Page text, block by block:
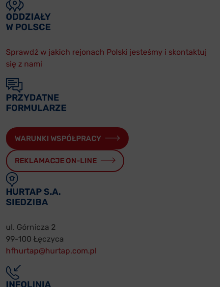
ODDZIAŁY
W POLSCE
Sprawdź w jakich rejonach Polski jesteśmy i skontaktuj
się z nami
PRZYDATNE
FORMULARZE
WARUNKI WSPÓŁPRACY
REKLAMACJE ON-LINE
HURTAP S.A.
SIEDZIBA
ul. Górnicza 2
99-100 Łęczyca
hfhurtap@hurtap.com.pl
INFOLINIA